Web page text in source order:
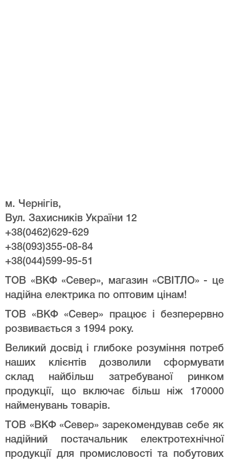
м. Чернігів,
Вул. Захисників України 12
+38(0462)629-629
+38(093)355-08-84
+38(044)599-95-51
ТОВ «ВКФ «Север», магазин «СВІТЛО» - це
надійна електрика по оптовим цінам!
ТОВ «ВКФ «Север» працює і безперервно
розвивається з 1994 року.
Великий досвід і глибоке розуміння потреб
наших клієнтів дозволили сформувати
склад найбільш затребуваної ринком
продукції, що включає більш ніж 170000
найменувань товарів.
ТОВ «ВКФ «Север» зарекомендував себе як
надійний постачальник електротехнічної
продукції для промисловості та побутових